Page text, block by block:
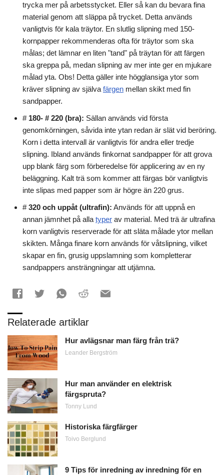
trycka mer på arbetsstycket. Eller så kan du bevara fina
material genom att släppa på trycket. Detta används
vanligtvis för kala träytor. En slutlig slipning med 150-
kornpapper rekommenderas ofta för träytor som ska
målas; det lämnar en liten "tand" på träytan för att färgen
ska greppa på, medan slipning av mer inte ger en mjukare
målad yta. Obs! Detta gäller inte högglansiga ytor som
kräver slipning av själva färgen mellan skikt med fin
sandpapper.
# 180- # 220 (bra): Sällan används vid första
genomkörningen, såvida inte ytan redan är slät vid beröring.
Korn i detta intervall är vanligtvis för andra eller tredje
slipning. Ibland används finkornat sandpapper för att grova
upp blank färg som förberedelse för applicering av en ny
beläggning. Kalt trä som kommer att färgas bör vanligtvis
inte slipas med papper som är högre än 220 grus.
#320 och uppåt (ultrafin): Används för att uppnå en
annan jämnhet på alla typer av material. Med trä är ultrafina
korn vanligtvis reserverade för att släta målade ytor mellan
skikten. Många finare korn används för våtslipning, vilket
skapar en fin, grusig uppslamning som kompletterar
sandpappers ansträngningar att utjämna.
Relaterade artiklar
Hur avlägsnar man färg från trä?
Leander Bergström
Hur man använder en elektrisk
färgspruta?
Tonny Lund
Historiska färgfärger
Toivo Berglund
9 Tips för inredning av inredning för en